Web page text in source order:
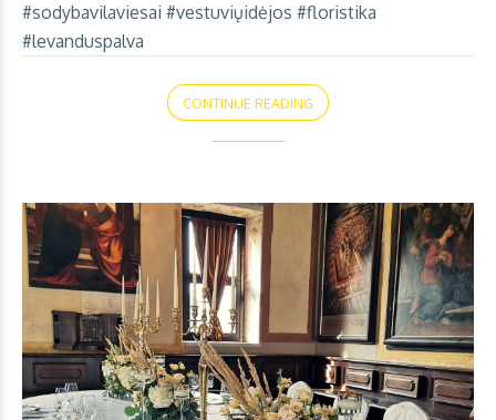
#sodybavilaviesai #vestuviųidėjos #floristika
#levanduspalva
CONTINUE READING